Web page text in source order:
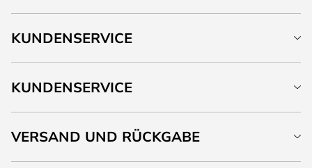
KUNDENSERVICE
KUNDENSERVICE
VERSAND UND RÜCKGABE